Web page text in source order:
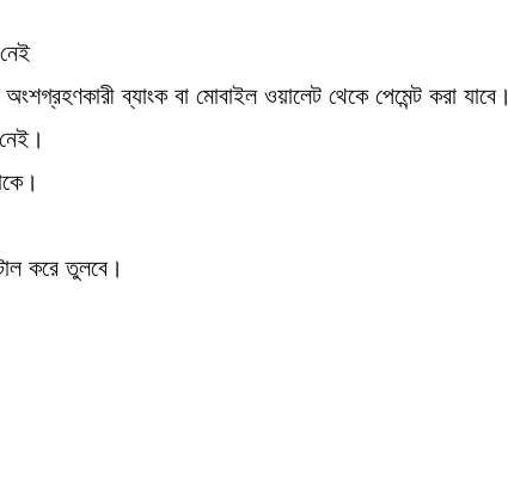
ব্যাংক বা মোবাইল ওয়ালেট থেকে পেমেন্ট করা যাবে।
করে তুলবে।